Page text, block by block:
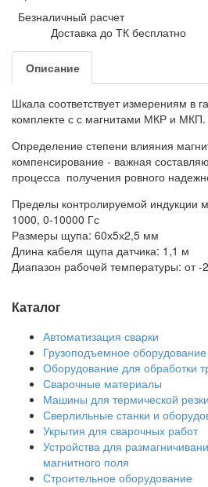
Безналичный расчет
Доставка до ТК бесплатно
Описание
Шкала соответствует измерениям в
комплекте с с магнитами МКР и МКП.
Определение степени влияния
компенсирование - важная
процесса получения ровного
Пределы контролируемой индукции
1000, 0-10000 Гс
Размеры щупа: 60х5х2,5 мм
Длина кабеля щупа датчика: 1,1 м
Диапазон рабочей температуры: от -
Каталог
Автоматизация сварки
Грузоподъемное оборудование
Оборудование для обработки
Сварочные материалы
Машины для термической
Сверлильные станки и
Укрытия для сварочных работ
Устройства для
магнитного поля
Строительное оборудование